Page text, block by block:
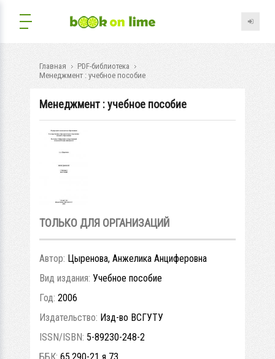
Главная
PDF-библиотека
Менеджмент : учебное пособие
Менеджмент : учебное пособие
ТОЛЬКО ДЛЯ ОРГАНИЗАЦИЙ
Автор: Цыренова, Анжелика Анциферовна
Вид издания: Учебное пособие
Год: 2006
Издательство: Изд-во ВСГУТУ
ISSN/ISBN: 5-89230-248-2